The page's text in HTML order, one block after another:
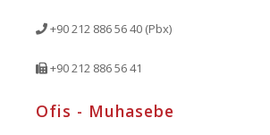
+90 212 886 56 40 (Pbx)
+90 212 886 56 41
Ofis - Muhasebe